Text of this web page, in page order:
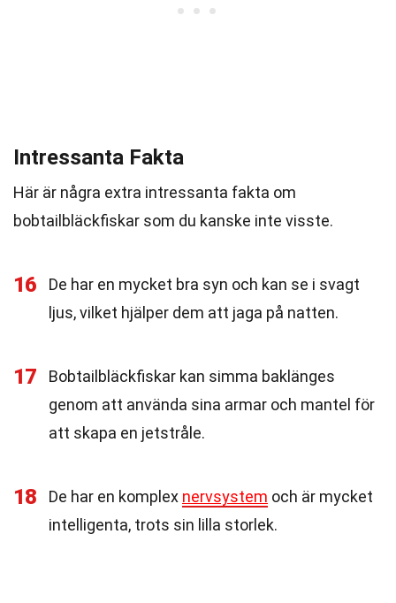
Intressanta Fakta
Här är några extra intressanta fakta om
bobtailbläckfiskar som du kanske inte visste.
16
De har en mycket bra syn och kan se i svagt
ljus, vilket hjälper dem att jaga på natten.
17
Bobtailbläckfiskar kan simma baklänges
genom att använda sina armar och mantel för
att skapa en jetstråle.
18 De har en komplex nervsystem och är mycket
intelligenta, trots sin lilla storlek.